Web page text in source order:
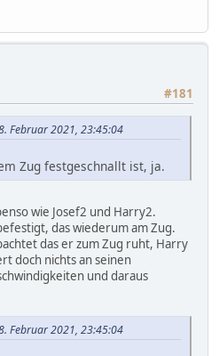
#181
Februar 2021, 23:45:04
Zug festgeschnallt ist, ja.
wie Josef2 und Harry2.
das wiederum am Zug.
das er zum Zug ruht, Harry
doch nichts an seinen
und daraus
Februar 2021, 23:45:04